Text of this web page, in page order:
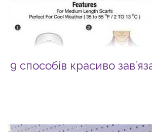
9 способів красиво